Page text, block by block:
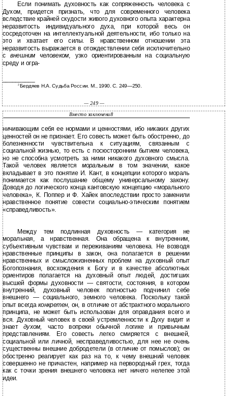
Если понимать духовность как сопряженность человека с
Духом, придется признать, что для современного человека
вследствие крайней скудости живого духовного опыта характерна
неразвитость индивидуального духа, при которой весь он
сосредоточен на интеллектуальной деятельности, ибо только на
это и хватает его силы. В нравственном отношении эта
неразвитость выражается в отождествлении себя исключительно
с внешним человеком, узко ориентированным на социальную
среду и огра-
__________
2Бердяев Н.А. Судьба России. М., 1990. С. 249—250.
— 249 —
Вместо заключени8
ничивающим себя ее нормами и ценностями, ибо никаких других
ценностей он не признает. Его совесть может быть обостренно, до
болезненности чувствительна к ситуациям, связанным с
социальной жизнью, то есть с посюсторонним бытием человека,
но не способна усмотреть за ними никакого духовного смысла.
Такой человек является моральным в том значении, какое
вкладывает в это понятие И. Кант, в концепции которого мораль
понимается как послушание общему универсальному закону.
Доводя до логического конца кантовскую концепцию «морального
человека», К. Поппер и Ф. Хайек впоследствии просто заменили
нравственное понятие совести социально-этическим понятием
«справедливость».
Между тем подлинная духовность — категория не
моральная, а нравственная. Она обращена к внутренним,
субъективным чувствам и переживаниям человека. Не возводя
нравственные принципы в закон, она полагается в решении
нравственных и смысложизненных проблем на духовный опыт
Богопознания, восхождения к Богу и в качестве абсолютных
ориентиров полагается на духовный опыт людей, достигших
высшей формы духовности — святости, состояния, в котором
внутренний, духовный человек полностью подчинил себе
внешнего — социального, земного человека. Поскольку такой
опыт всегда конкретен, он, в отличие от абстрактного морального
принципа, не может быть использован для оправдания всего и
вся. Духовный человек в своей устремленности к Духу видит и
знает духом, часто вопреки обычной логике и привычным
представлениям. Его совесть легко смиряется с внешней,
социальной или личной, несправедливостью, для нее не очень
существенны внешние добродетели (в отличие от помыслов); он
обостренно реагирует как раз на то, к чему внешний человек
совершенно не причастен, например на первородный грех, тогда
как с точки зрения внешнего человека нет ничего нелепее этой
идеи.